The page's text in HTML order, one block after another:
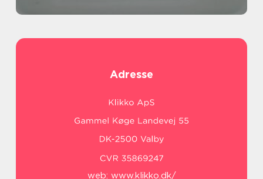
Adresse
web: www.klikko.dk/